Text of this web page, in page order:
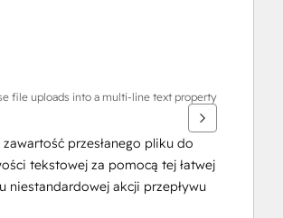
file uploads into a multi-line text property
zawartość przesłanego pliku do
tekstowej za pomocą tej łatwej
niestandardowej akcji przepływu